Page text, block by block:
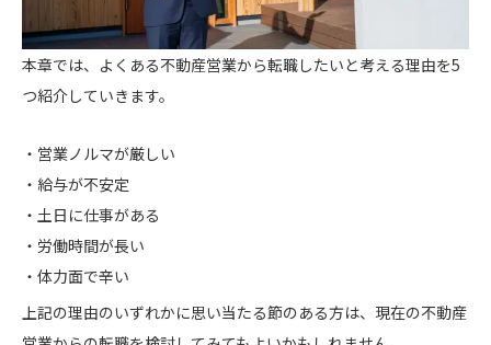
本章では、よくある不動産営業から転職したいと考える理由を5
つ紹介していきます。
営業ノルマが厳しい
給与が不安定
土日に仕事がある
労働時間が長い
体力面で辛い
上記の理由のいずれかに思い当たる節のある方は、現在の不動産